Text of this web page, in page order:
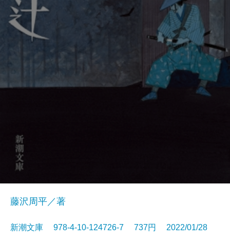
藤沢周平／著
新潮文庫 978-4-10-124726-7 737円 2022/01/28